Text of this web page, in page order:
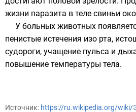
жизни паразита в теле свиньи
У больных животных
пенистые истечения изо рта,
судороги, учащение пульса и
повышение температуры тела.
Источник: https://ru.wikipedia.org/wiki/